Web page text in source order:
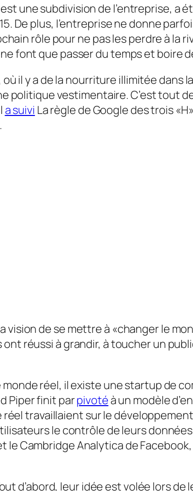
une subdivision de l’entreprise, a
De plus, l’entreprise ne donne
rôle pour ne pas les perdre à la
font que passer du temps et boire
il y a de la nourriture illimitée dans
politique vestimentaire. C’est tout
a suivi La règle de Google des trois
de se mettre à «changer le
réussi à grandir, à toucher un
réel, il existe une startup de
Piper finit parpivoté à un modèle
travaillaient sur le
le contrôle de leurs
Cambridge Analytica de Facebook,
d’abord, leur idée est volée lors de